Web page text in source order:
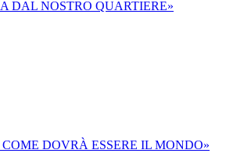
DAL NOSTRO QUARTIERE»